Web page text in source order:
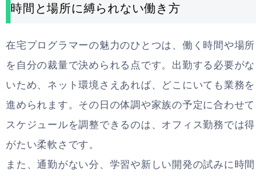
時間と場所に縛られない働き方
在宅プログラマーの魅力のひとつは、働く時間や場所
を自分の裁量で決められる点です。出勤する必要がな
いため、ネット環境さえあれば、どこにいても業務を
進められます。その日の体調や家族の予定に合わせて
スケジュールを調整できるのは、オフィス勤務では得
がたい柔軟さです。
また、通勤がない分、学習や新しい開発の試みに時間